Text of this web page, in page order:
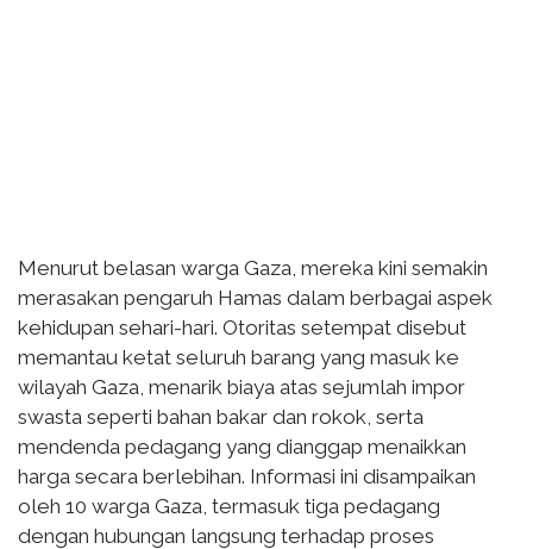
Menurut belasan warga Gaza, mereka kini semakin
merasakan pengaruh Hamas dalam berbagai aspek
kehidupan sehari-hari. Otoritas setempat disebut
memantau ketat seluruh barang yang masuk ke
wilayah Gaza, menarik biaya atas sejumlah impor
swasta seperti bahan bakar dan rokok, serta
mendenda pedagang yang dianggap menaikkan
harga secara berlebihan. Informasi ini disampaikan
oleh 10 warga Gaza, termasuk tiga pedagang
dengan hubungan langsung terhadap proses